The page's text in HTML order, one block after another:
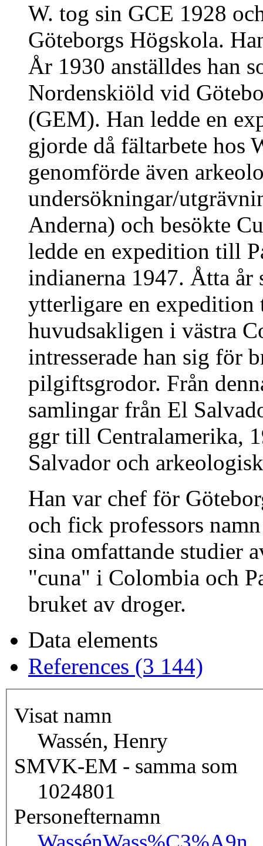
W. tog sin GCE 1928
Göteborgs Högskola.
År 1930 anställdes han
Nordenskiöld vid
(GEM). Han ledde en
gjorde då fältarbete hos
genomförde även
undersökningar/
Anderna) och besökte
ledde en expedition till
indianerna 1947. Åtta år
ytterligare en
huvudsakligen i västra
intresserade han sig för
pilgiftsgrodor. Från
samlingar från El
ggr till Centralamerika,
Salvador och
Han var chef för
och fick professors
sina omfattande studier
"cuna" i Colombia och
bruket av droger.
Data elements
References (3 144)
Visat namn
Wassén, Henry
SMVK-EM - samma som
1024801
Personefternamn